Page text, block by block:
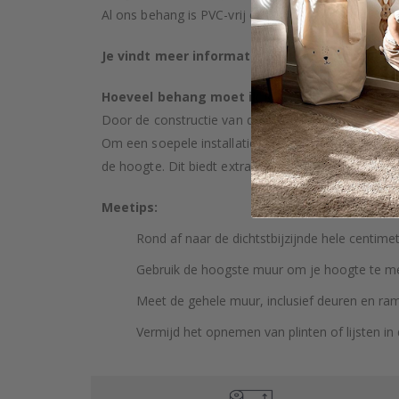
Al ons behang is PVC-vrij en geclassificeerd als
Je vindt meer informatie over onze
Hoeveel behang moet ik kopen?
Door de constructie van de muur en mogelijke
Om een soepele installatie te garanderen, raden
de hoogte. Dit biedt extra ruimte voor aanpassing
Meetips:
Rond af naar de dichtstbijzijnde hele
Gebruik de hoogste muur om je hoogte te
Meet de gehele muur, inclusief deuren en
Vermijd het opnemen van plinten of lijsten in